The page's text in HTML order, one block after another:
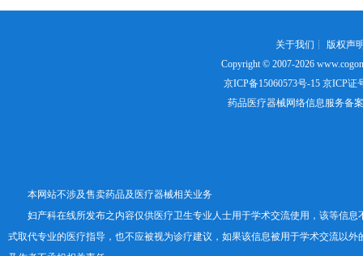
关于我们 ┊ 版权声
Copyright © 2007-2026
京ICP备15060573号-15京ICP证
药品医疗器械网络信息服务备
本网站不涉及售卖药品及医疗器械相关业务
妇产科在线所发布之内容仅供医疗卫生专业人士用于学术交流使用，该等信息
式取代专业的医疗指导，也不应被视为诊疗建议，如果该信息被用于学术交流以外